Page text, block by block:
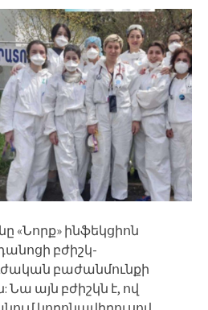
ինֆեկցիոն
բժիշկ-
բաժանմունքի
այն բժիշկն է, ով